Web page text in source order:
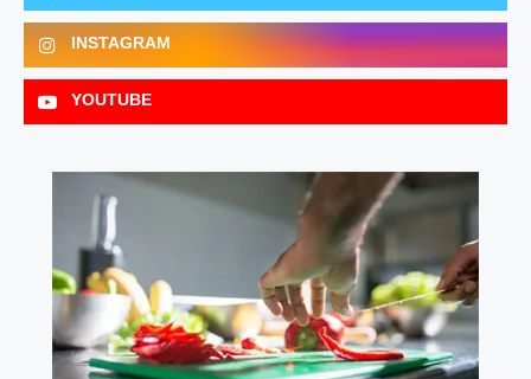
INSTAGRAM
YOUTUBE